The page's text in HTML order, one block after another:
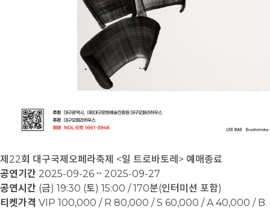
제22회 대구국제오페라축제 <일 트로바토레> 예매종료
공연기간 2025-09-26 ~ 2025-09-27
공연시간 (금) 19:30 (토) 15:00 / 170분(인터미션 포함)
티켓가격 VIP 100,000 / R 80,000 / S 60,000 / A 40,000 / B